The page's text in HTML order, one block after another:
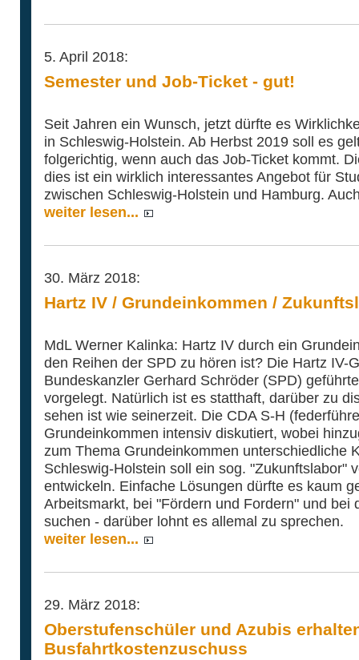
5. April 2018:
Semester und Job-Ticket - gut!
Seit Jahren ein Wunsch, jetzt dürfte es
in Schleswig-Holstein. Ab Herbst 2019 soll es
folgerichtig, wenn auch das Job-Ticket kommt.
dies ist ein wirklich interessantes Angebot für
zwischen Schleswig-Holstein und Hamburg.
weiter lesen...
30. März 2018:
Hartz IV / Grundeinkommen /
MdL Werner Kalinka: Hartz IV durch ein
den Reihen der SPD zu hören ist? Die Hartz IV-
Bundeskanzler Gerhard Schröder (SPD)
vorgelegt. Natürlich ist es statthaft, darüber zu
sehen ist wie seinerzeit. Die CDA S-H
Grundeinkommen intensiv diskutiert, wobei
zum Thema Grundeinkommen unterschiedliche
Schleswig-Holstein soll ein sog. "Zukunftslabor"
entwickeln. Einfache Lösungen dürfte es kaum
Arbeitsmarkt, bei "Fördern und Fordern" und bei
suchen - darüber lohnt es allemal zu sprechen.
weiter lesen...
29. März 2018:
Oberstufenschüler und Azubis
Busfahrtkostenzuschuss